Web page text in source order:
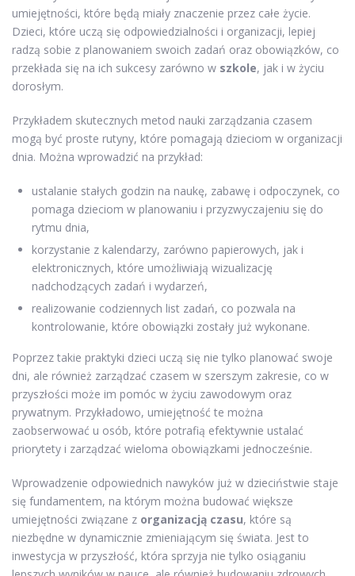
umiejętności, które będą miały znaczenie przez całe życie.
Dzieci, które uczą się odpowiedzialności i organizacji, lepiej
radzą sobie z planowaniem swoich zadań oraz obowiązków, co
przekłada się na ich sukcesy zarówno w szkole, jak i w życiu
dorosłym.
Przykładem skutecznych metod nauki zarządzania czasem
mogą być proste rutyny, które pomagają dzieciom w organizacji
dnia. Można wprowadzić na przykład:
ustalanie stałych godzin na naukę, zabawę i odpoczynek, co
pomaga dzieciom w planowaniu i przyzwyczajeniu się do
rytmu dnia,
korzystanie z kalendarzy, zarówno papierowych, jak i
elektronicznych, które umożliwiają wizualizację
nadchodzących zadań i wydarzeń,
realizowanie codziennych list zadań, co pozwala na
kontrolowanie, które obowiązki zostały już wykonane.
Poprzez takie praktyki dzieci uczą się nie tylko planować swoje
dni, ale również zarządzać czasem w szerszym zakresie, co w
przyszłości może im pomóc w życiu zawodowym oraz
prywatnym. Przykładowo, umiejętność te można
zaobserwować u osób, które potrafią efektywnie ustalać
priorytety i zarządzać wieloma obowiązkami jednocześnie.
Wprowadzenie odpowiednich nawyków już w dzieciństwie staje
się fundamentem, na którym można budować większe
umiejętności związane z organizacją czasu, które są
niezbędne w dynamicznie zmieniającym się świata. Jest to
inwestycja w przyszłość, która sprzyja nie tylko osiąganiu